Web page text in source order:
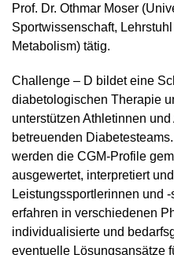
Prof. Dr. Othmar Moser
Sportwissenschaft,
Metabolism) tätig.
Challenge – D bildet eine
diabetologischen Therapie
unterstützen Athletinnen
betreuenden
werden die CGM-Profile
ausgewertet, interpretiert
Leistungssportlerinnen und
erfahren in verschiedenen
individualisierte und
eventuelle Lösungsansätze